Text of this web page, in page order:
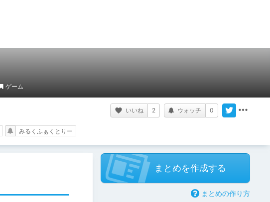
ゲーム
いいね 2 ウォッチ 0
みるくふぁくとりー
まとめを作成する
まとめの作り方